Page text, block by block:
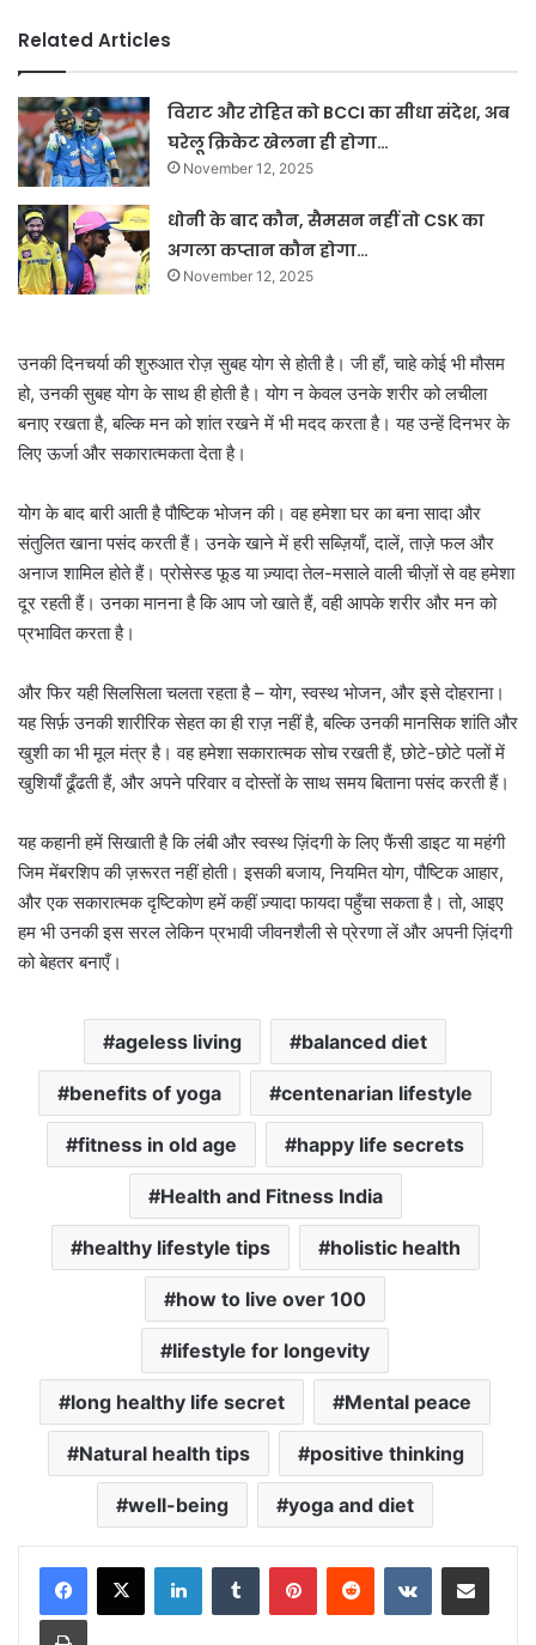
Related Articles
विराट और रोहित को BCCI का सीधा संदेश, अब
घरेलू क्रिकेट खेलना ही होगा…
November 12, 2025
धोनी के बाद कौन, सैमसन नहीं तो CSK का
अगला कप्तान कौन होगा…
November 12, 2025
उनकी दिनचर्या की शुरुआत रोज़ सुबह योग से होती है। जी हाँ, चाहे कोई भी मौसम
हो, उनकी सुबह योग के साथ ही होती है। योग न केवल उनके शरीर को लचीला
बनाए रखता है, बल्कि मन को शांत रखने में भी मदद करता है। यह उन्हें दिनभर के
लिए ऊर्जा और सकारात्मकता देता है।
योग के बाद बारी आती है पौष्टिक भोजन की। वह हमेशा घर का बना सादा और
संतुलित खाना पसंद करती हैं। उनके खाने में हरी सब्ज़ियाँ, दालें, ताज़े फल और
अनाज शामिल होते हैं। प्रोसेस्ड फूड या ज़्यादा तेल-मसाले वाली चीज़ों से वह हमेशा
दूर रहती हैं। उनका मानना है कि आप जो खाते हैं, वही आपके शरीर और मन को
प्रभावित करता है।
और फिर यही सिलसिला चलता रहता है – योग, स्वस्थ भोजन, और इसे दोहराना।
यह सिर्फ़ उनकी शारीरिक सेहत का ही राज़ नहीं है, बल्कि उनकी मानसिक शांति और
खुशी का भी मूल मंत्र है। वह हमेशा सकारात्मक सोच रखती हैं, छोटे-छोटे पलों में
खुशियाँ ढूँढती हैं, और अपने परिवार व दोस्तों के साथ समय बिताना पसंद करती हैं।
यह कहानी हमें सिखाती है कि लंबी और स्वस्थ ज़िंदगी के लिए फैंसी डाइट या महंगी
जिम मेंबरशिप की ज़रूरत नहीं होती। इसकी बजाय, नियमित योग, पौष्टिक आहार,
और एक सकारात्मक दृष्टिकोण हमें कहीं ज़्यादा फायदा पहुँचा सकता है। तो, आइए
हम भी उनकी इस सरल लेकिन प्रभावी जीवनशैली से प्रेरणा लें और अपनी ज़िंदगी
को बेहतर बनाएँ।
ageless living balanced diet
benefits of yoga centenarian lifestyle
fitness in old age happy life secrets
Health and Fitness India
healthy lifestyle tips holistic health
how to live over 100
lifestyle for longevity
long healthy life secret Mental peace
Natural health tips positive thinking
well-being yoga and diet
LinkedInTumblr PinterestReddit VKontakteShare via Email
Print